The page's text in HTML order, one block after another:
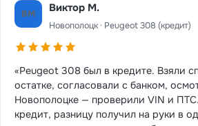
ВМ Виктор М.
Новополоцк · Peugeot 308 (кредит)
«Peugeot 308 был в кредите. Взяли
остатке, согласовали с банком,
Новополоцке — проверили VIN и
кредит, разницу получил на руки в